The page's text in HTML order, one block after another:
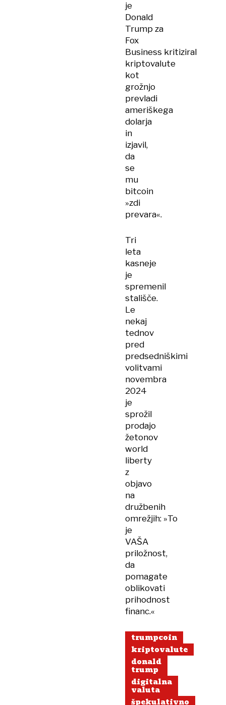
je
Donald
Trump za
Fox
Business kritiziral
kriptovalute
kot
grožnjo
prevladi
ameriškega
dolarja
in
izjavil,
da
se
mu
bitcoin
»zdi
prevara«.
Tri
leta
kasneje
je
spremenil
stališče.
Le
nekaj
tednov
pred
predsedniškimi
volitvami
novembra
2024
je
sprožil
prodajo
žetonov
world
liberty
z
objavo
na
družbenih
omrežjih: »To
je
VAŠA
priložnost,
da
pomagate
oblikovati
prihodnost
financ.«
trumpcoin
kriptovalute
donald
trump
digitalna
valuta
špekulativno